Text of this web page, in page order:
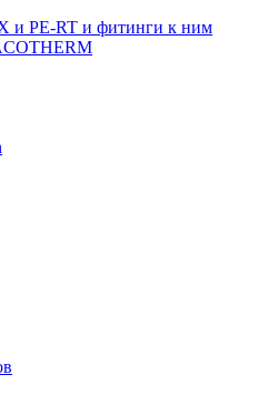
и PE-RT и фитинги к ним